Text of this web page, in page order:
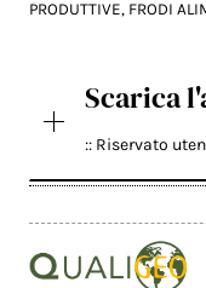
PRODUTTIVE, FRODI
Scarica
:: Riservato